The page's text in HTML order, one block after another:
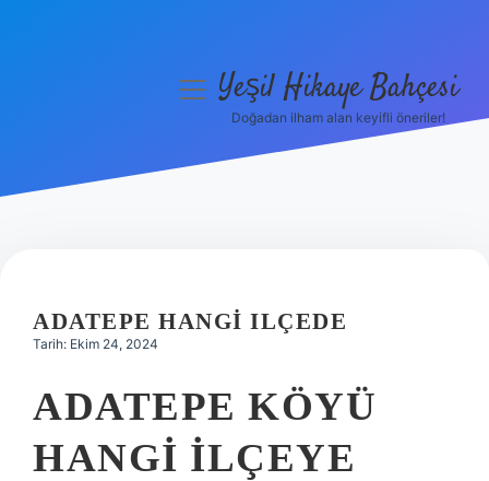
Hakkımızda
menüyüYeşil Hikaye Bahçesi
Doğadan ilham alan keyifli öneriler!
ADATEPE HANGI ILÇEDE
Tarih: Ekim 24, 2024
ADATEPE KÖYÜ
HANGI ILÇEYE